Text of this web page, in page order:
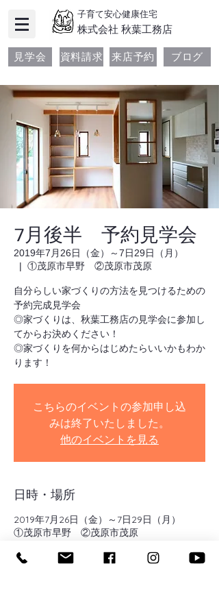
子育て安心健康住宅
​株式会社 秋葉工務店
見学会 資料請求 来店予約 ブログ
7月後半 予約見学会
2019年7月26日（金）～7日29日（月）
  |
①茂原市早野 ②茂原市茂原
自分らしい家づくりの方法を見つけるための
予約完成見学会
◎家づくりは、秋葉工務店の見学会に参加し
てからお決めください！
◎家づくりを何からはじめたらいいかもわか
ります！
こちらのイベントの参加申し込
みは終了いたしました。
他のイベントを見る
日時・場所
2019年7月26日（金）～7日29日（月）
①茂原市早野 ②茂原市茂原